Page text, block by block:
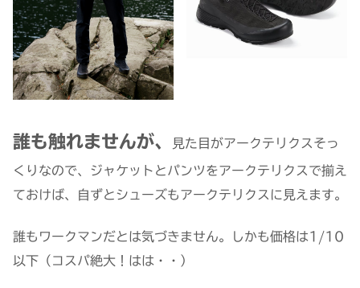
誰も触れませんが、 見た目がアークテリクスそっ
くりなので、ジャケットとパンツをアークテリクスで揃え
ておけば、自ずとシューズもアークテリクスに見えます。
誰もワークマンだとは気づきません。しかも価格は1/10
以下（コスパ絶大！はは・・）